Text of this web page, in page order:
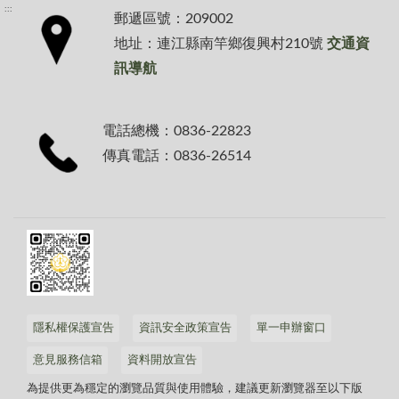
:::
郵遞區號：209002
地址：連江縣南竿鄉復興村210號 交通資
訊導航
電話總機：0836-22823
傳真電話：0836-26514
隱私權保護宣告 資訊安全政策宣告 單一申辦窗口
意見服務信箱 資料開放宣告
為提供更為穩定的瀏覽品質與使用體驗，建議更新瀏覽器至以下版